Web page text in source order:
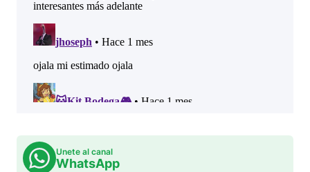
Unete al canal
WhatsApp